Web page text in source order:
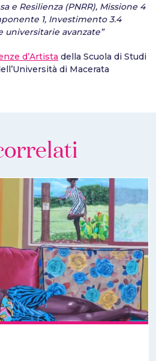
e Resilienza (PNRR), Missione 4
1, Investimento 3.4
universitarie avanzate”
d’Artista della Scuola di Studi
di Macerata